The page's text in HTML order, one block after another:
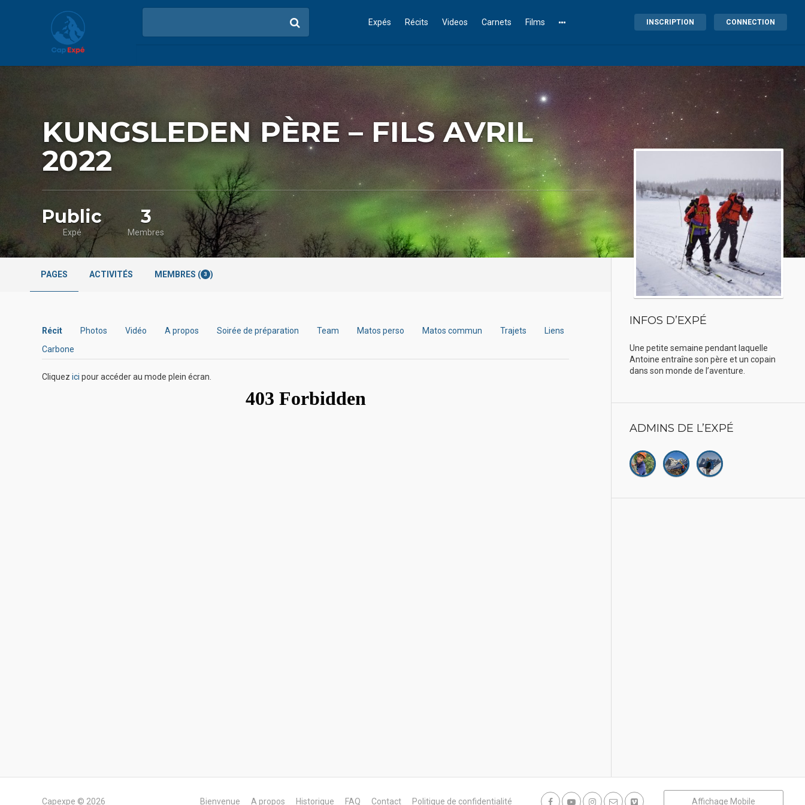
Expés Récits Videos Carnets Films INSCRIPTION CONNECTION
KUNGSLEDEN PÈRE – FILS AVRIL
2022
Public
Expé
3
Membres
PAGES ACTIVITÉS MEMBRES ( 3 )
Récit Photos Vidéo A propos Soirée de préparation Team Matos perso Matos commun Trajets
Liens
Carbone
Cliquez ici pour accéder au mode plein écran.
INFOS D’EXPÉ
Une petite semaine pendant laquelle
Antoine entraîne son père et un copain
dans son monde de l’aventure.
ADMINS DE L’EXPÉ
Capexpe © 2026 Bienvenue A propos Historique FAQ Contact Politique de confidentialité